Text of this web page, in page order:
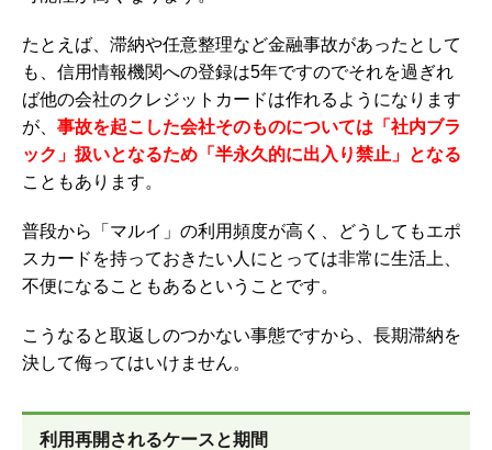
たとえば、滞納や任意整理など金融事故があったとして
も、信用情報機関への登録は5年ですのでそれを過ぎれ
ば他の会社のクレジットカードは作れるようになります
が、 事故を起こした会社そのものについては「社内ブラ
ック」扱いとなるため「半永久的に出入り禁止」となる
こともあります。
普段から「マルイ」の利用頻度が高く、どうしてもエポ
スカードを持っておきたい人にとっては非常に生活上、
不便になることもあるということです。
こうなると取返しのつかない事態ですから、長期滞納を
決して侮ってはいけません。
利用再開されるケースと期間